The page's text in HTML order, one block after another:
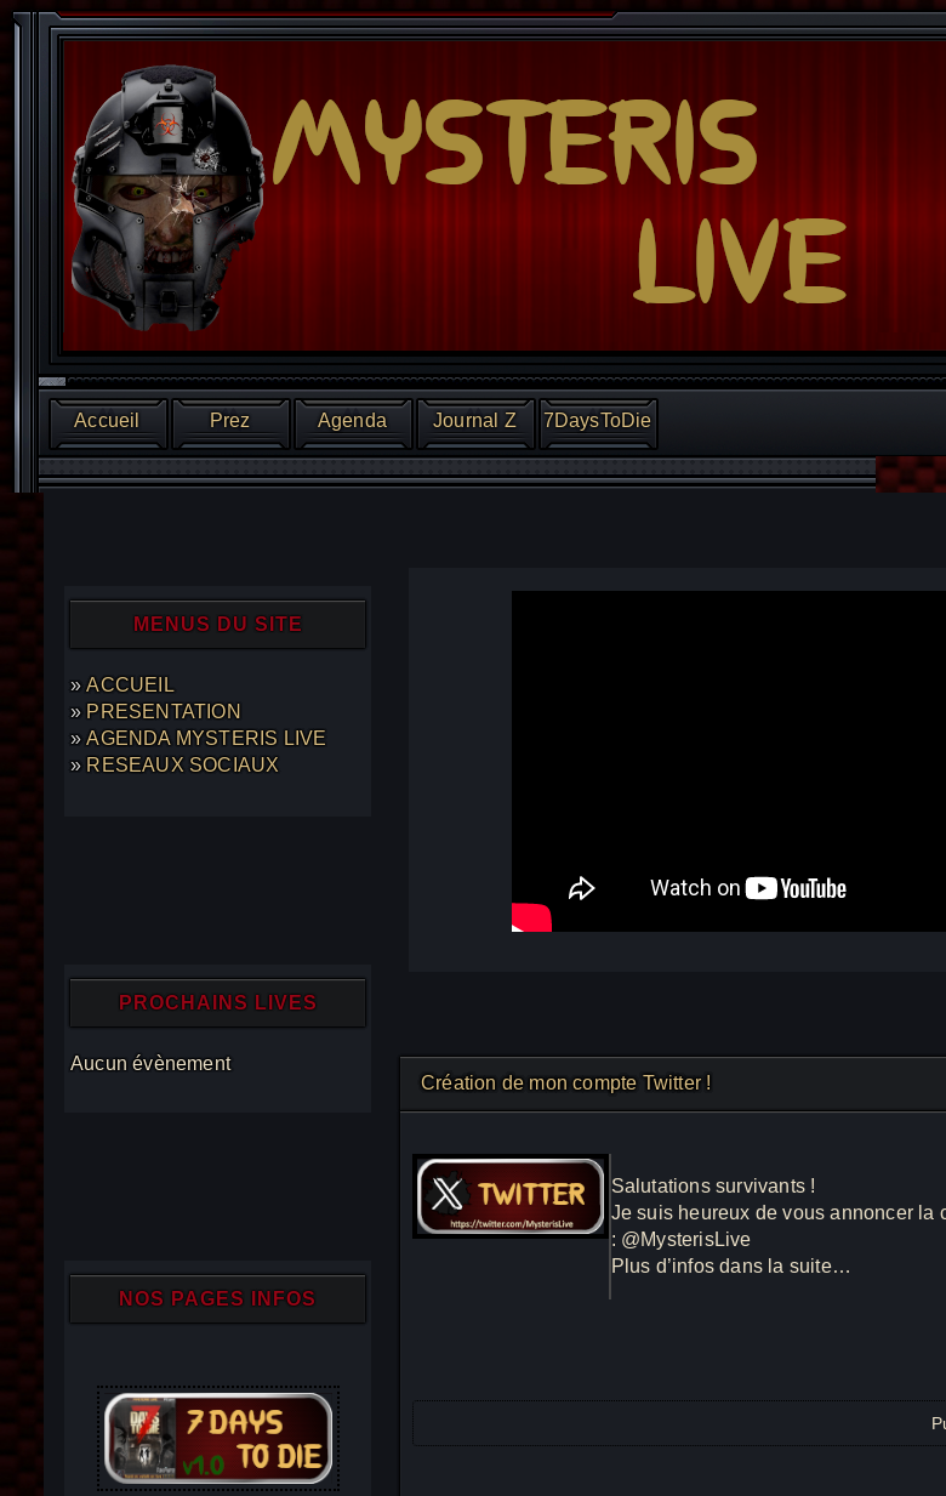
Accueil Prez Agenda Journal Z 7DaysToDie
MENUS DU SITE
ACCUEIL
PRESENTATION
AGENDA MYSTERIS LIVE
RESEAUX SOCIAUX
PROCHAINS LIVES
Aucun évènement
NOS PAGES INFOS
Création de mon compte Twitter !
Salutations survivants !
Je suis heureux de vous annoncer la
: @MysterisLive
Plus d’infos dans la suite…